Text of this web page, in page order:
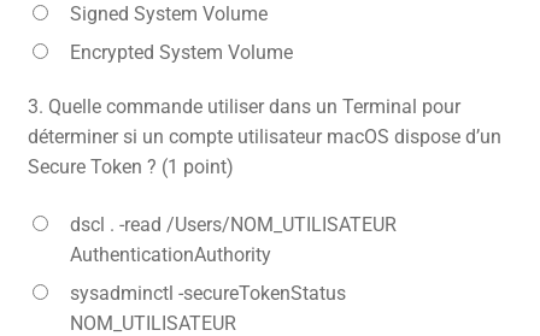
Signed System Volume
Encrypted System Volume
3. Quelle commande utiliser dans un Terminal pour
déterminer si un compte utilisateur macOS dispose d’un
Secure Token ? (1 point)
dscl . -read /Users/NOM_UTILISATEUR
AuthenticationAuthority
sysadminctl -secureTokenStatus
NOM_UTILISATEUR